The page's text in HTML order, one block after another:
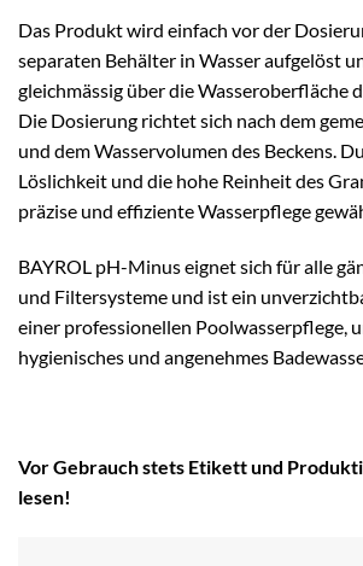
Das Produkt wird einfach vor der
separaten Behälter in Wasser aufgelöst
gleichmässig über die Wasseroberfläche
Die Dosierung richtet sich nach dem
und dem Wasservolumen des Beckens.
Löslichkeit und die hohe Reinheit des
präzise und effiziente Wasserpflege
BAYROL pH-Minus eignet sich für alle
und Filtersysteme und ist ein
einer professionellen Poolwasserpflege,
hygienisches und angenehmes
Vor Gebrauch stets Etikett und
lesen!